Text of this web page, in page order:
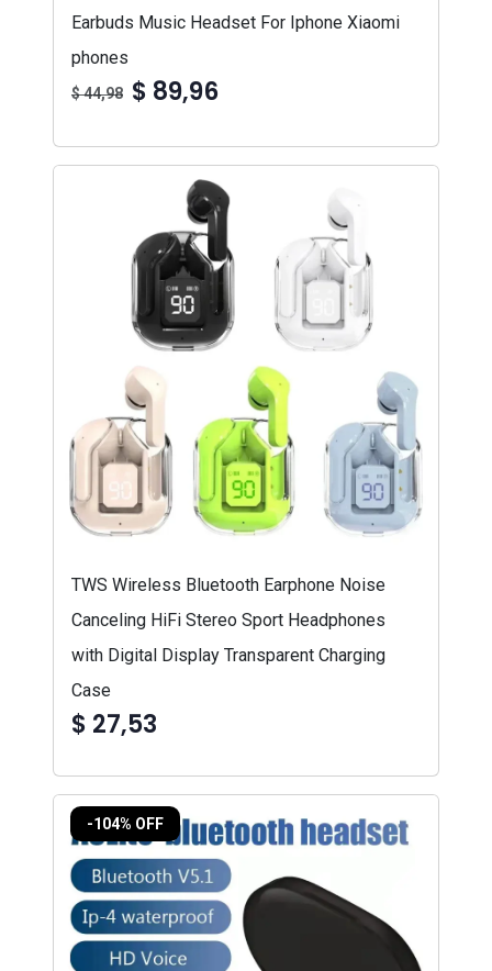
Earbuds Music Headset For Iphone Xiaomi
phones
$ 44,98 $ 89,96
TWS Wireless Bluetooth Earphone Noise
Canceling HiFi Stereo Sport Headphones
with Digital Display Transparent Charging
Case
$ 27,53
-104% OFF